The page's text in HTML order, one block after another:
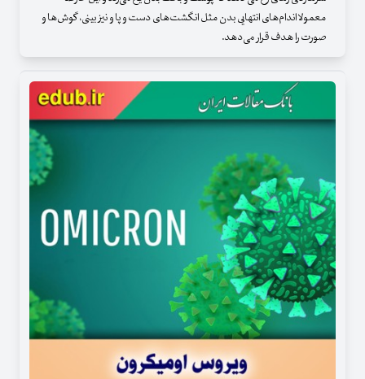
معمولا اندام‌های انتهایی بدن مثل انگشت‌های دست و پا و نیز بینی، گوش‌ها و
صورت را هدف قرار می‌دهد.